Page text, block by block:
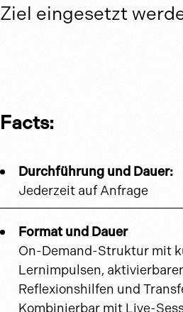
Ziel eingesetzt
Facts:
Durchführung und Dauer:
Jederzeit auf Anfrage
Format und Dauer
On-Demand-Struktur mit
Lernimpulsen,
Reflexionshilfen und
Kombinierbar mit Live-